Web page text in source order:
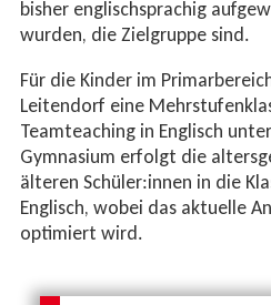
bisher englischsprachig
wurden, die Zielgruppe sind.
Für die Kinder im
Leitendorf eine
Teamteaching in Englisch
Gymnasium erfolgt die
älteren Schüler:innen in die
Englisch, wobei das aktuelle
optimiert wird.